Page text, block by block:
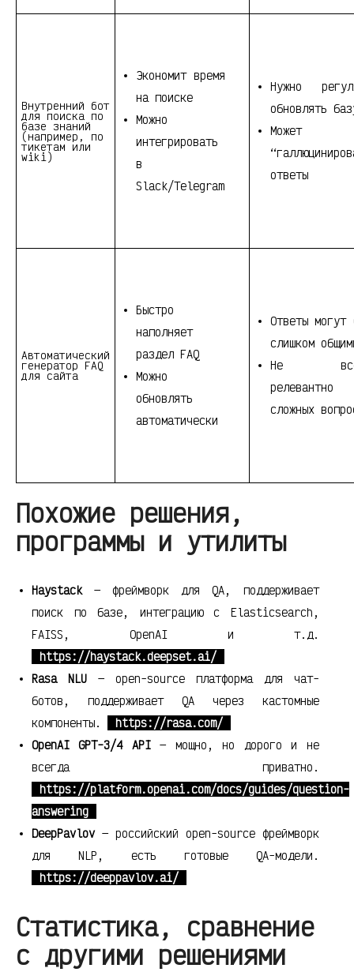
Внутренний бот
для поиска по
базе знаний
(например, по
тикетам или
wiki)
Экономит время
на поиске
Можно
интегрировать
в
Slack/Telegram
Нужно
обновлять
Может
ответы
Автоматический
генератор FAQ
для сайта
Быстро
наполняет
раздел FAQ
Можно
обновлять
автоматически
Ответы могут
слишком
Не
релевантно
сложных
Похожие решения,
программы и утилиты
Haystack — фреймворк для QA, поддерживает
поиск по базе, интеграцию с Elasticsearch,
FAISS, OpenAI и т.д.
https://haystack.deepset.ai/
Rasa NLU— open-source платформа для чат-
ботов, поддерживает QA через кастомные
компоненты.
https://rasa.com/
OpenAI GPT-3/4 API— мощно, но дорого и не
всегда приватно.
https://platform.openai.com/docs/guides/question-
answering
DeepPavlov— российский open-source фреймворк
для NLP, есть готовые QA-модели.
https://deeppavlov.ai/
Статистика, сравнение
с другими решениями